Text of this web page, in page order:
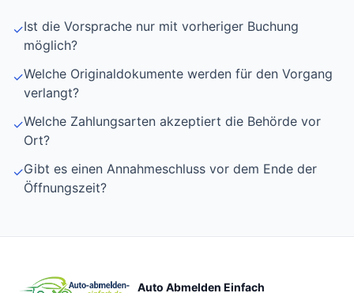
✓Ist die Vorsprache nur mit vorheriger Buchung
möglich?
✓Welche Originaldokumente werden für den Vorgang
verlangt?
✓Welche Zahlungsarten akzeptiert die Behörde vor
Ort?
✓Gibt es einen Annahmeschluss vor dem Ende der
Öffnungszeit?
Auto Abmelden Einfach